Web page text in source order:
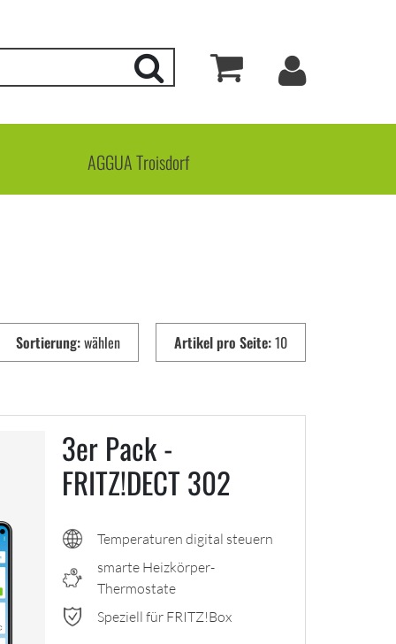
SuchenWarenkorb
Mein
AGGUA Troisdorf
Sortierung:wählen Artikel pro Seite:10
3er Pack -
FRITZ!DECT 302
Temperaturen digital steuern
smarte Heizkörper-
Thermostate
Speziell für FRITZ!Box